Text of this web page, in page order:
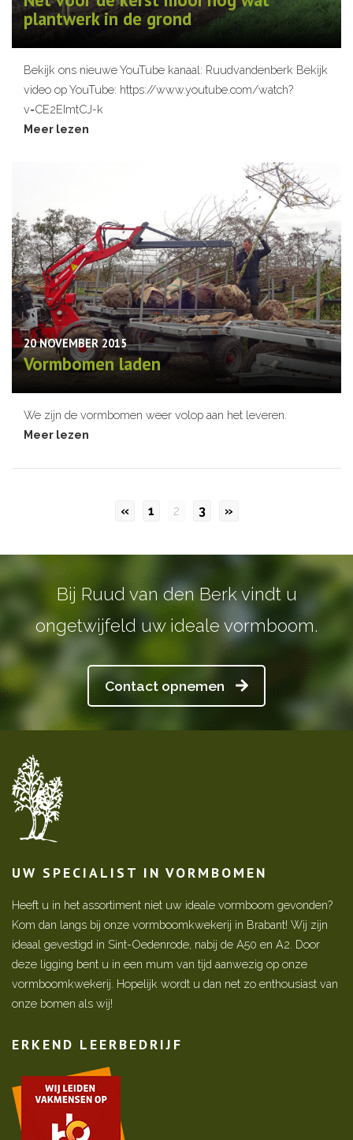
plantwerk in de grond
Bekijk ons nieuwe YouTube kanaal: Ruudvandenberk Bekijk
video op YouTube: https://www.youtube.com/watch?
v=CE2EImtCJ-k
Meer lezen
20 NOVEMBER 2015
Vormbomen laden
We zijn de vormbomen weer volop aan het leveren.
Meer lezen
« 1 2 3 »
Bij Ruud van den Berk vindt u
ongetwijfeld uw ideale vormboom.
Contact opnemen
UW SPECIALIST IN VORMBOMEN
Heeft u in het assortiment niet uw ideale vormboom gevonden?
Kom dan langs bij onze vormboomkwekerij in Brabant! Wij zijn
ideaal gevestigd in Sint-Oedenrode, nabij de A50 en A2. Door
deze ligging bent u in een mum van tijd aanwezig op onze
vormboomkwekerij. Hopelijk wordt u dan net zo enthousiast van
onze bomen als wij!
ERKEND LEERBEDRIJF